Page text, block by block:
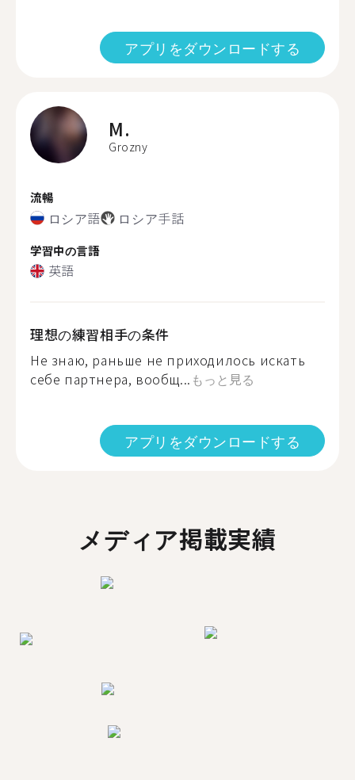
アプリをダウンロードする
M.
Grozny
流暢
ロシア語 ロシア手話
学習中の言語
英語
理想の練習相手の条件
Не знаю, раньше не приходилось искать
себе партнера, вообщ... もっと見る
アプリをダウンロードする
メディア掲載実績